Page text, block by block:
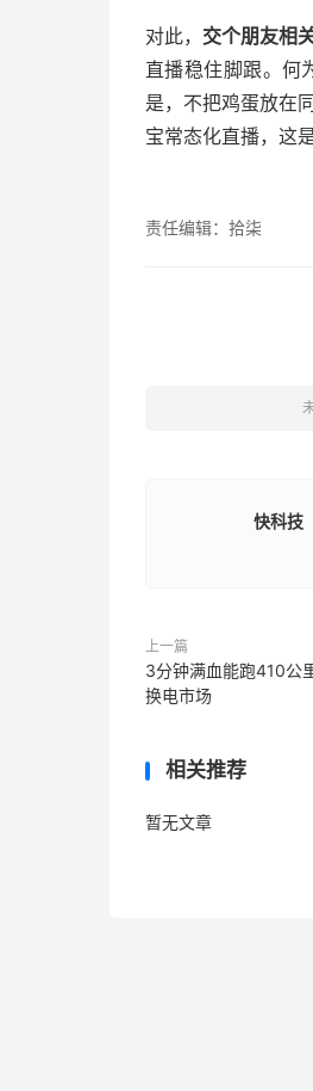
对此， 交个朋友相
直播稳住脚跟。何
是，不把鸡蛋放在
宝常态化直播，这
责任编辑：拾柒
快科技
上一篇
3分钟满血能跑410公
换电市场
相关推荐
暂无文章